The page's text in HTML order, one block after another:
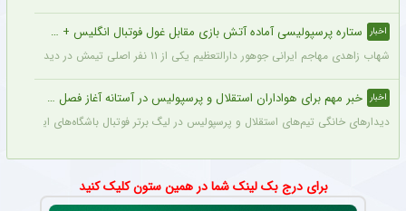
اخبار ستاره پرسپولیسی آماده آتش بازی مقابل غول فوتبال انگلیس + جزئیات
شهاب زاهدی مهاجم ایرانی جوهور دارالتعظیم یکی از ۱۱ نفر اصلی تیمش در دیدار تدارکاتی برابر چلسی است.
اخبار خبر مهم برای هواداران استقلال و پرسپولیس در آستانه آغاز فصل جدید
دیدارهای خانگی تیم‌های استقلال و پرسپولیس در لیگ برتر فوتبال باشگاه‌های ایران در
برای درج بک لینک شما در همین ستون کلیک کنید